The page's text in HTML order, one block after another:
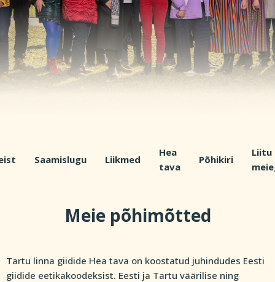
Saamislugu Liikmed
Hea
tava
Põhikiri
Liitu
Meie põhimõtted
Tartu linna giidide Hea tava on koostatud juhindudes Eesti
giidide eetikakoodeksist. Eesti ja Tartu väärilise ning